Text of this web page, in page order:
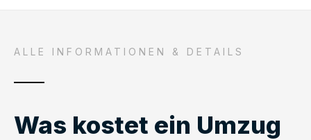
ALLE INFORMATIONEN & DETAILS
Was kostet ein Umzug